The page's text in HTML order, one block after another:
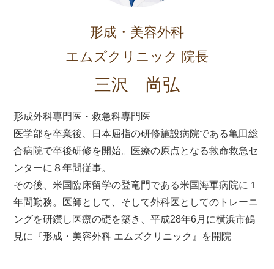
形成・美容外科
エムズクリニック 院長
三沢 尚弘
形成外科専門医・救急科専門医
医学部を卒業後、日本屈指の研修施設病院である亀田総
合病院で卒後研修を開始。医療の原点となる救命救急セ
ンターに８年間従事。
その後、米国臨床留学の登竜門である米国海軍病院に１
年間勤務。医師として、そして外科医としてのトレーニ
ングを研鑽し医療の礎を築き、平成28年6月に横浜市鶴
見に『形成・美容外科 エムズクリニック』を開院